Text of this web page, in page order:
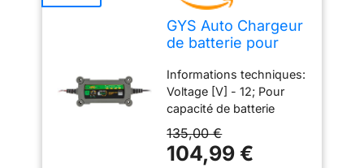
GYS Auto Chargeur
de batterie pour
029729
Informations techniques:
Voltage [V] - 12; Pour
capacité de batterie
(maintien de charge)
de[Ah] - 1,2; Pour
capacité de batterie
135,00 €
104,99 €